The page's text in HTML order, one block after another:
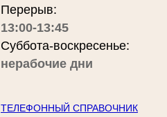
Перерыв:
13:00-13:45
Суббота-воскресенье:
нерабочие дни
ТЕЛЕФОННЫЙ СПРАВОЧНИК